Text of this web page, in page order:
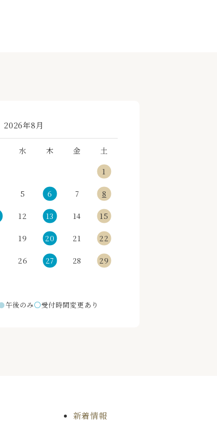
2026年8月
水 木 金 土
1
5 6 7 8
12 13 14 15
19 20 21 22
26 27 28 29
午後のみ○受付時間変更あり
新着情報